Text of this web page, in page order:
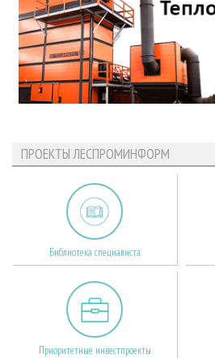
ПРОЕКТЫ ЛЕСПРОМИНФОРМ
Библиотека специалиста
Приоритетные инвестпроекты